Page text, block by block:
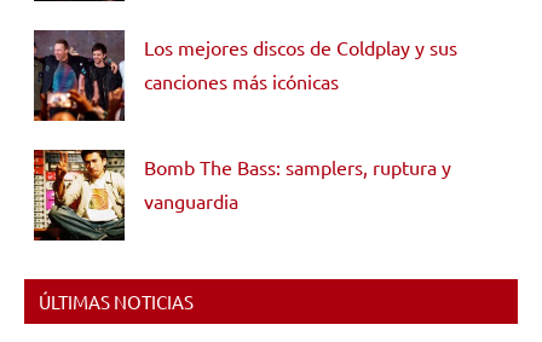
Los mejores discos de Coldplay y sus
canciones más icónicas
Bomb The Bass: samplers, ruptura y
vanguardia
ÚLTIMAS NOTICIAS